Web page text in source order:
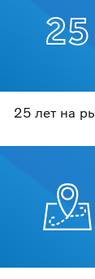
25 лет на